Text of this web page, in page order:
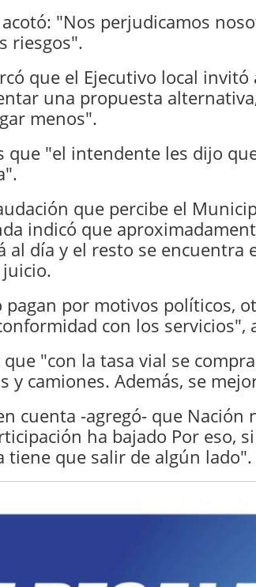
"Nos perjudicamos
riesgos".
que el Ejecutivo local invitó
una propuesta
menos".
que "el intendente les dijo
que percibe el
indicó que
al día y el resto se encuentra
pagan por motivos políticos,
con los servicios",
que "con la tasa vial se
y camiones. Además, se
cuenta -agregó- que Nación
ha bajado Por eso,
tiene que salir de algún lado".